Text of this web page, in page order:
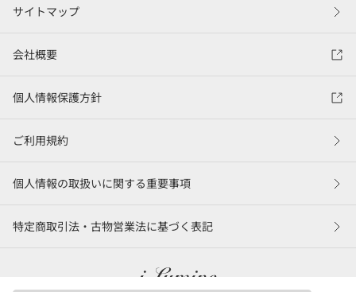
サイトマップ
会社概要
個人情報保護方針
ご利用規約
個人情報の取扱いに関する重要事項
特定商取引法・古物営業法に基づく表記